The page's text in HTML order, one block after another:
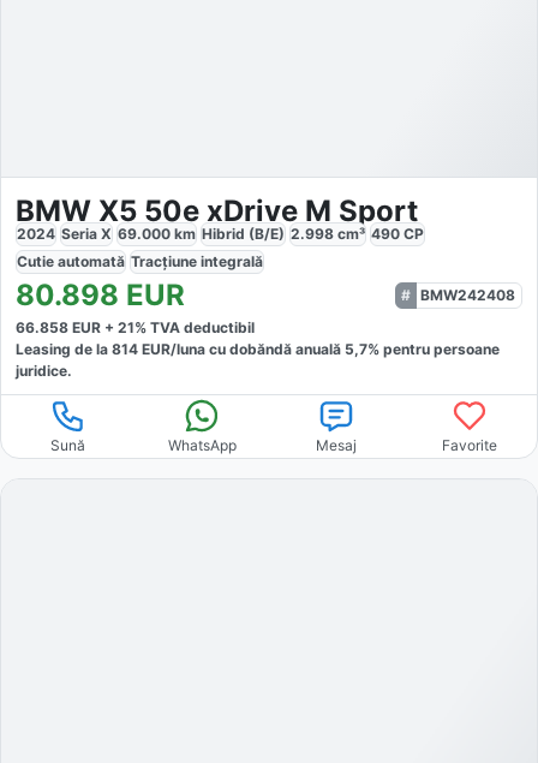
BMW X5 50e xDrive M Sport
2024 Seria X 69.000 km Hibrid (B/E) 2.998 cm³ 490 CP
Cutie automată Tracțiune integrală
80.898 EUR
BMW242408
66.858 EUR + 21% TVA deductibil
Leasing de la 814 EUR/luna cu dobăndă anuală 5,7% pentru persoane
juridice.
Sună WhatsApp Mesaj Favorite